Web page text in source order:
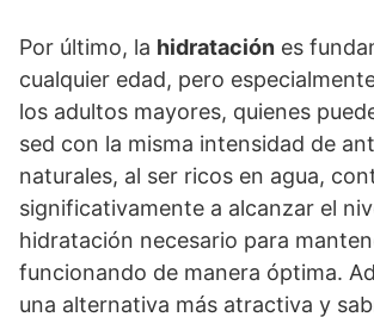
Por último, la hidratación es
cualquier edad, pero
los adultos mayores, quienes
sed con la misma intensidad de
naturales, al ser ricos en agua,
significativamente a alcanzar el
hidratación necesario para
funcionando de manera óptima.
una alternativa más atractiva y